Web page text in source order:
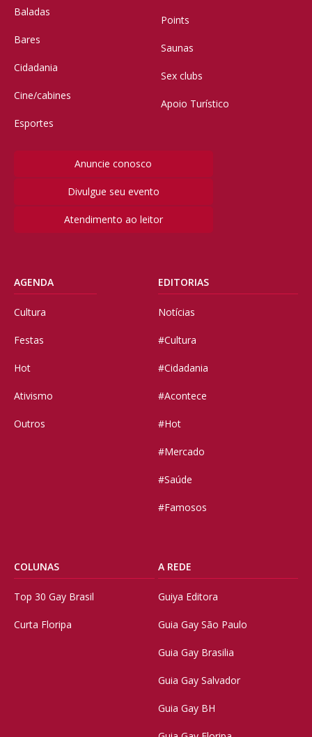
Baladas
Bares
Cidadania
Cine/cabines
Esportes
Points
Saunas
Sex clubs
Apoio Turístico
Anuncie conosco
Divulgue seu evento
Atendimento ao leitor
AGENDA
Cultura
Festas
Hot
Ativismo
Outros
EDITORIAS
Notícias
#Cultura
#Cidadania
#Acontece
#Hot
#Mercado
#Saúde
#Famosos
COLUNAS
Top 30 Gay Brasil
Curta Floripa
A REDE
Guiya Editora
Guia Gay São Paulo
Guia Gay Brasilia
Guia Gay Salvador
Guia Gay BH